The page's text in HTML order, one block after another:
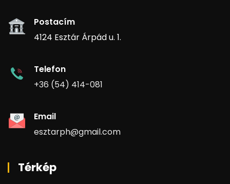
Postacím
4124 Esztár Árpád u. 1.
Telefon
+36 (54) 414-081
Email
esztarph@gmail.com
Térkép